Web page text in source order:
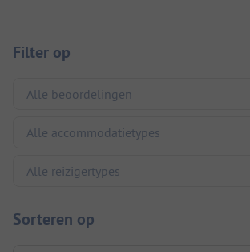
Filter op
Sorteren op